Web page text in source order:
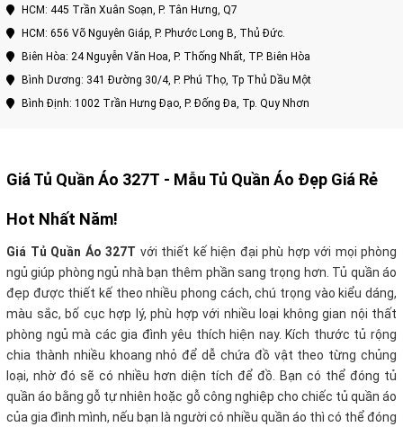
HCM: 445 Trần Xuân Soạn, P. Tân Hưng, Q7
HCM: 656 Võ Nguyên Giáp, P. Phước Long B, Thủ Đức.
Biên Hòa: 24 Nguyễn Văn Hoa, P. Thống Nhất, TP. Biên Hòa
Bình Dương: 341 Đường 30/4, P. Phú Thọ, Tp Thủ Dầu Một
Bình Định: 1002 Trần Hưng Đạo, P. Đống Đa, Tp. Quy Nhơn
Giá Tủ Quần Áo 327T - Mẫu Tủ Quần Áo Đẹp Giá Rẻ
Hot Nhất Năm!
Giá Tủ Quần Áo 327T với thiết kế hiện đại phù hợp với mọi phòng
ngủ giúp phòng ngủ nhà bạn thêm phần sang trọng hơn. Tủ quần áo
đẹp được thiết kế theo nhiều phong cách, chú trọng vào kiểu dáng,
màu sắc, bố cục hợp lý, phù hợp với nhiều loại không gian nội thất
phòng ngủ mà các gia đình yêu thích hiện nay. Kích thước tủ rộng
chia thành nhiều khoang nhỏ để dễ chứa đồ vật theo từng chủng
loại, nhờ đó sẽ có nhiều hơn diện tích để đồ. Bạn có thể đóng tủ
quần áo bằng gỗ tự nhiên hoặc gỗ công nghiệp cho chiếc tủ quần áo
của gia đình mình, nếu bạn là người có nhiều quần áo thì có thể đóng